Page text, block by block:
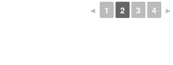
◄ 1 2 3 4 ►